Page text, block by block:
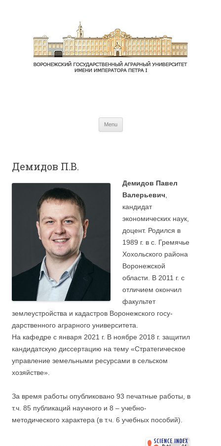
Menu
Демидов П.В.
Демидов Павел
Валерьевич
кандидат
экономических наук,
доцент. Родился в
1989 г. в с. Гремячье
Хохольского района
Воронежской
области. В 2011 г. с
отличием окончил
факультет
землеустройства и кадастров Воронежского госу-
дарственного аграрного университета.
На кафедре с января 2021 г. В ноябре 2018 г. защитил
кандидатскую диссертацию на тему «Стратегическое
управление земельными ресурсами в сельском
хозяйстве».
За время работы опубликовано 93 печатные работы, в
т.ч. 85 публикаций научного и 8 – учебно-
методического характера (в т.ч. 6 учебных пособий).